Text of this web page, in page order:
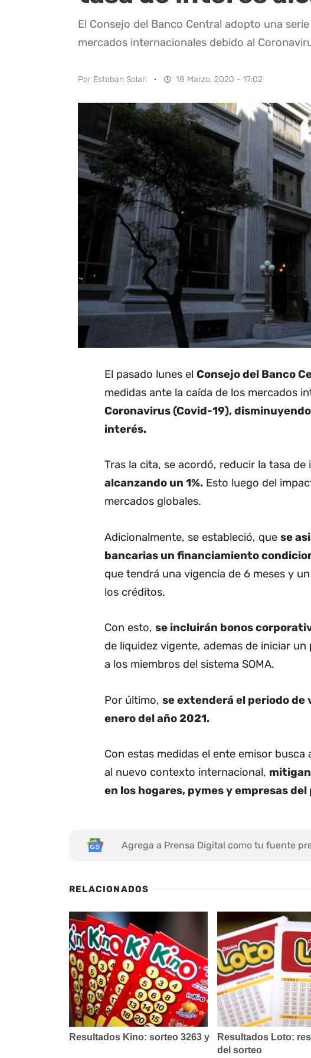
El Consejo del Banco Central adopto una
mercados internacionales debido al
Por Esteban Solari · 18 Marzo, 2020 - 17:02
El pasado lunes el Consejo del Banco
medidas ante la caída de los mercados
Coronavirus (Covid-19),
interés.
Tras la cita, se acordó, reducir la tasa de
alcanzando un 1%. Esto luego del
mercados globales.
Adicionalmente, se estableció, que se
bancarias un financiamiento
que tendrá una vigencia de 6 meses y
los créditos.
Con esto, se incluirán bonos
de liquidez vigente, ademas de iniciar un
a los miembros del sistema SOMA.
Por último, se extenderá el periodo de
enero del año 2021.
Con estas medidas el ente emisor
al nuevo contexto internacional,
en los hogares, pymes y empresas del
Agrega a Prensa Digital como tu fuente
RELACIONADOS
Resultados Kino: sorteo 3263 y
Resultados Loto:
del sorteo